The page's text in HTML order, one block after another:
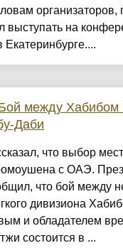
организаторов,
выступать на
Екатеринбурге....
между Хабибом
Даби
что выбор
с ОАЭ.
что бой между
дивизиона
и обладателем
состоится в ...